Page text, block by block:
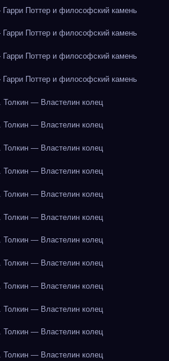
Поттер и философский камень
Поттер и философский камень
Поттер и философский камень
Поттер и философский камень
Толкин — Властелин колец
— Властелин колец
— Властелин колец
— Властелин колец
Толкин — Властелин колец
Толкин — Властелин колец
— Властелин колец
— Властелин колец
Толкин — Властелин колец
Толкин — Властелин колец
— Властелин колец
— Властелин колец